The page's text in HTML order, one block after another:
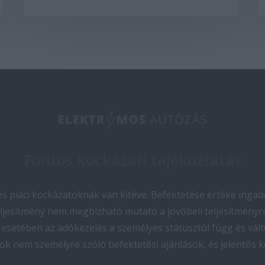
kockázatoknak van kitéve. Befektetése értéke
nem megbízható mutató a jövőbeli
az adókezelés a személyes státusztól függ és
nem személyre szóló befektetési ajánlások, és jelentős